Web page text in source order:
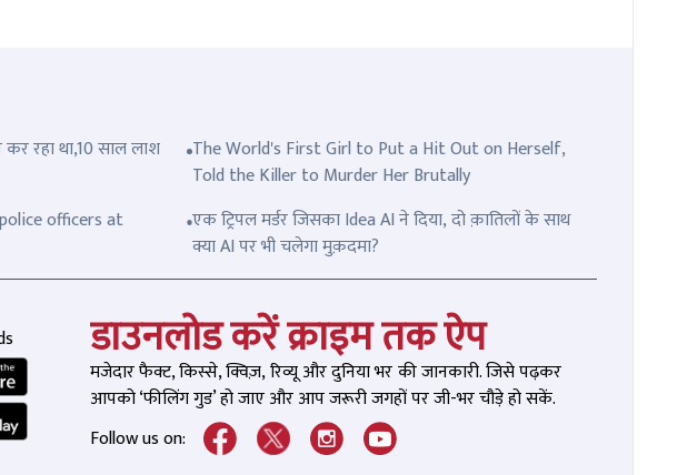
रहा था,10 साल लाश
The World's First Girl to Put a Hit Out on Herself,
Told the Killer to Murder Her Brutally
officers at
एक ट्रिपल मर्डर जिसका Idea AI ने दिया, दो क़ातिलों के साथ
क्या AI पर भी चलेगा मुक़दमा?
डाउनलोड करें क्राइम तक ऐप
मजेदार फैक्ट, किस्से, क्विज़, रिव्यू और दुनिया भर की जानकारी. जिसे पढ़कर
आपको ‘फीलिंग गुड’ हो जाए और आप जरूरी जगहों पर जी-भर चौड़े हो सकें.
Follow us on: